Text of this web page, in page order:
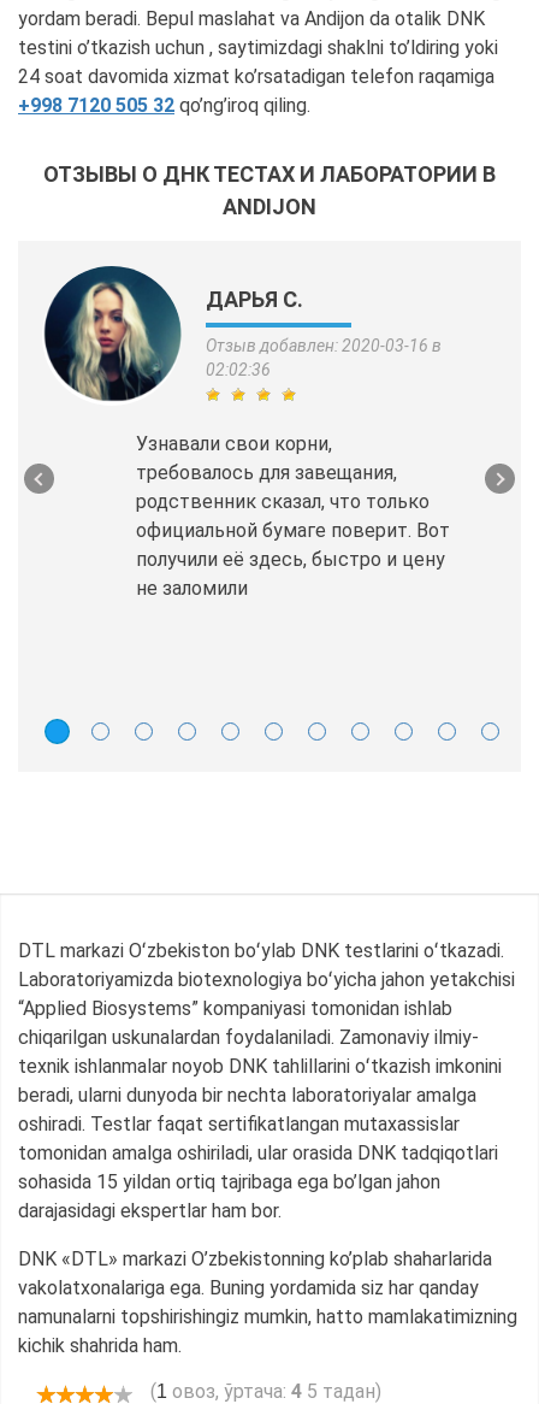
yordam beradi. Bepul maslahat va Andijon da otalik DNK
testini o’tkazish uchun , saytimizdagi shaklni to’ldiring yoki
24 soat davomida xizmat ko’rsatadigan telefon raqamiga
+998 7120 505 32 qo’ng’iroq qiling.
ОТЗЫВЫ О ДНК ТЕСТАХ И ЛАБОРАТОРИИ В
ANDIJON
ДАРЬЯ С.
Отзыв добавлен: 2020-03-16 в
02:02:36
Узнавали свои корни,
требовалось для завещания,
родственник сказал, что только
официальной бумаге поверит. Вот
получили её здесь, быстро и цену
не заломили
DTL markazi Oʻzbekiston boʻylab DNK testlarini oʻtkazadi.
Laboratoriyamizda biotexnologiya boʻyicha jahon yetakchisi
“Applied Biosystems” kompaniyasi tomonidan ishlab
chiqarilgan uskunalardan foydalaniladi. Zamonaviy ilmiy-
texnik ishlanmalar noyob DNK tahlillarini oʻtkazish imkonini
beradi, ularni dunyoda bir nechta laboratoriyalar amalga
oshiradi. Testlar faqat sertifikatlangan mutaxassislar
tomonidan amalga oshiriladi, ular orasida DNK tadqiqotlari
sohasida 15 yildan ortiq tajribaga ega bo’lgan jahon
darajasidagi ekspertlar ham bor.
DNK «DTL» markazi O’zbekistonning ko’plab shaharlarida
vakolatxonalariga ega. Buning yordamida siz har qanday
namunalarni topshirishingiz mumkin, hatto mamlakatimizning
kichik shahrida ham.
(1 овоз, ўртача: 4 5 тадан)